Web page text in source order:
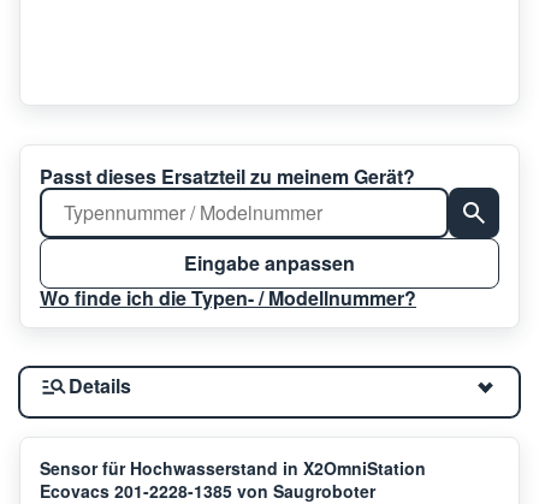
Passt dieses Ersatzteil zu meinem Gerät?
Eingabe anpassen
Wo finde ich die Typen- / Modellnummer?
Details
Sensor für Hochwasserstand in X2OmniStation
Ecovacs 201-2228-1385 von Saugroboter